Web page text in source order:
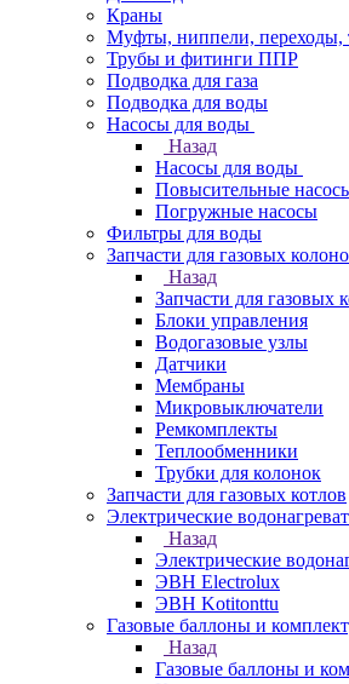
Краны
Муфты, ниппели, переходы,
Трубы и фитинги ППР
Подводка для газа
Подводка для воды
Насосы для воды
Назад
Насосы для воды
Повысительные
Погружные насосы
Фильтры для воды
Запчасти для газовых
Назад
Запчасти для газовых
Блоки управления
Водогазовые узлы
Датчики
Мембраны
Микровыключатели
Ремкомплекты
Теплообменники
Трубки для колонок
Запчасти для газовых котлов
Электрические
Назад
Электрические
ЭВН Electrolux
ЭВН Kotitonttu
Газовые баллоны и
Назад
Газовые баллоны и